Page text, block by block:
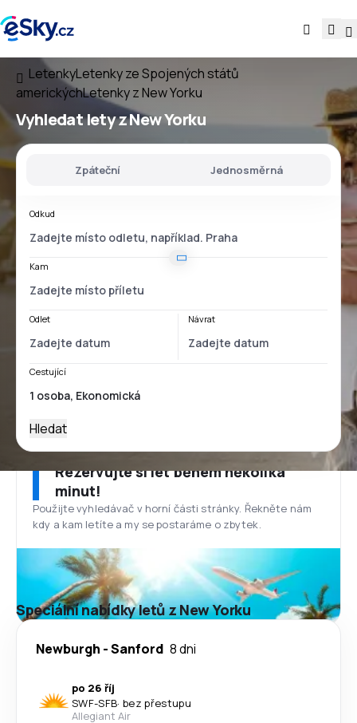
LetenkyLetenky ze Spojených států
americkýchLetenky z New Yorku
Vyhledat letyz New Yorku
Zpáteční Jednosměrná
Odkud
Kam
Odlet Návrat
Cestující
Hledat
Rezervujte si let během několika
minut!
Použijte vyhledávač v horní části stránky. Řekněte nám
kdy a kam letíte a my se postaráme o zbytek.
Speciální nabídky letů z New Yorku
Newburgh -Sanford 8 dni
po 26 říj
SWF-SFB· bez přestupu
Allegiant Air